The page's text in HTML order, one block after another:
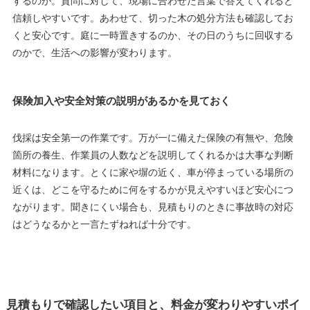
信頼しやすいです。あわせて、切った木の処分方法も確認してお
くと安心です。庭に一時置きするのか、その日のうちに回収する
のかで、生活への影響が変わります。
保険加入や安全対策の説明があるかを見ておく
伐採は安全第一の作業です。万が一に備えた保険の有無や、危険
箇所の養生、作業員の人数などを説明してくれるかは大事な判断
材料になります。とくに家や塀の近く、車が停まっている場所の
近くは、どこを守るために何をするかが見えやすいほど安心につ
ながります。聞きにくい場合も、見積もりのときに事故時の対応
はどうなるかと一言たずねれば十分です。
見積もりで確認したい項目と、料金が変わりやすいポイ